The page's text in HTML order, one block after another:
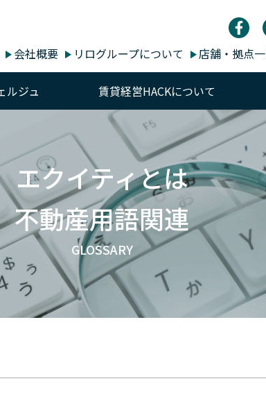
会社概要 リログループについて 店舗・拠点
ルジュ 賃貸経営HACKについて
エクイティとは
不動産用語関連
GLOSSARY